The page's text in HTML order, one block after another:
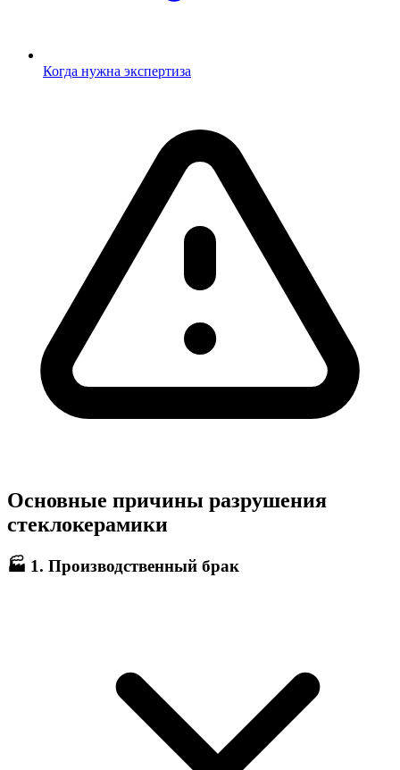
Когда нужна экспертиза
Основные причины разрушения
стеклокерамики
🏭 1. Производственный брак